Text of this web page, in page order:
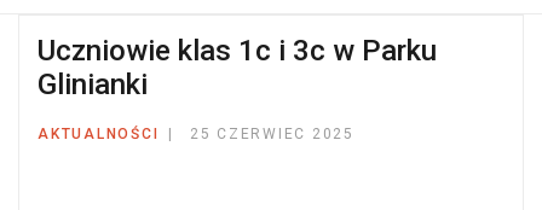
Uczniowie klas 1c i 3c w Parku
Glinianki
AKTUALNOŚCI 25 CZERWIEC 2025